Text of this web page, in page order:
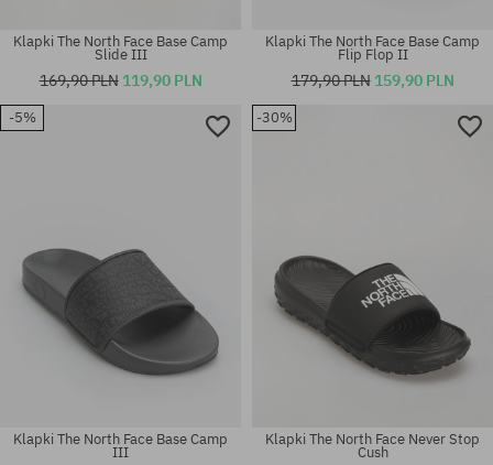
Dostępne rozmiary:
Dostępne rozmiary:
Klapki The North Face Base Camp
Slide III
169,90 PLN 119,90 PLN
Klapki The North Face Base Camp
Flip Flop II
179,90 PLN 159,90 PLN
-5%
Klapki The North Face Base Camp
III
-30%
Klapki The North Face Never Stop
Cush